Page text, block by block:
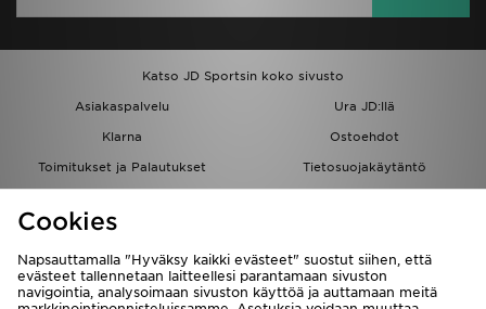
Katso JD Sportsin koko sivusto
Asiakaspalvelu
Ura JD:llä
Klarna
Ostoehdot
Toimitukset ja Palautukset
Tietosuojakäytäntö
Löydä myymälä
Kumppanuusohjelma
JD Blog
Minun viestini
Asiakaspalvelu ja tietoa
Cookies
Napsauttamalla "Hyväksy kaikki evästeet" suostut siihen, että
evästeet tallennetaan laitteellesi parantamaan sivuston
navigointia, analysoimaan sivuston käyttöä ja auttamaan meitä